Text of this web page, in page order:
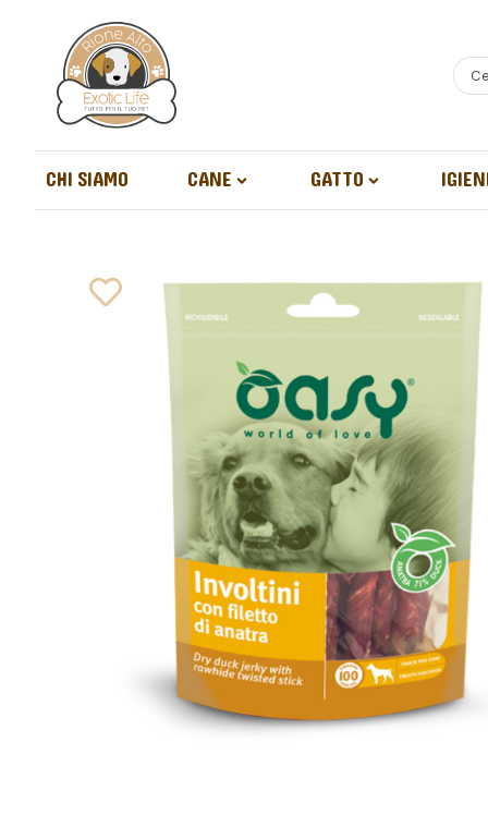
CHI SIAMO CANE GATTO